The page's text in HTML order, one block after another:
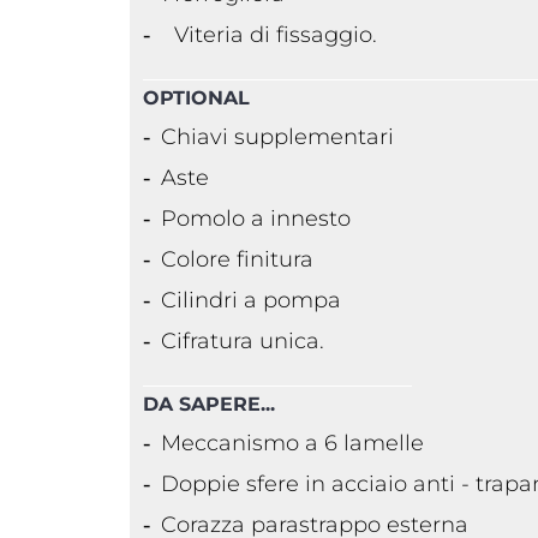
Viteria di fissaggio.
OPTIONAL
Chiavi supplementari
Aste
Pomolo a innesto
Colore finitura
Cilindri a pompa
Cifratura unica.
DA SAPERE...
Meccanismo a 6 lamelle
Doppie sfere in acciaio anti -
Corazza parastrappo esterna